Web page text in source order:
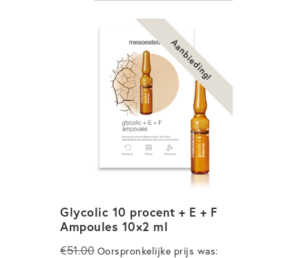
Aanbieding!
Glycolic 10 procent + E + F
Ampoules 10×2 ml
€51.00 Oorspronkelijke prijs was: